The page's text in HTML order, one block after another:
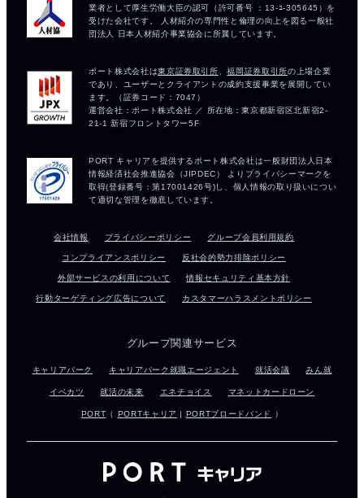
会社情報 プライバシーポリシー グループ会員利用規約
コンプライアンスポリシー 反社会的勢力排除ポリシー
外部サービスの利用について 情報セキュリティ基本方針
行動ターゲティング広告について カスタマーハラスメントポリシー